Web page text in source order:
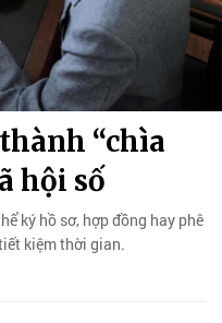
“chìa
hội số
ký hồ sơ, hợp đồng hay phê
kiệm thời gian.